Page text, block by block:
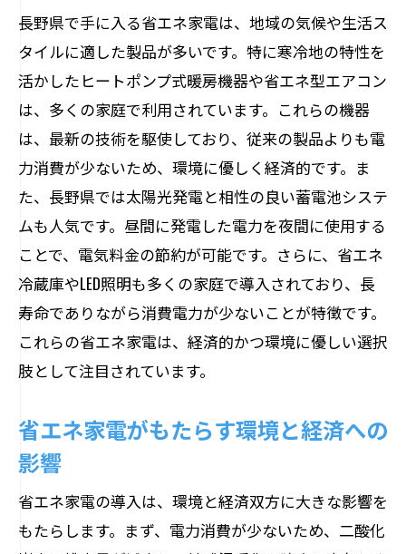
長野県で手に入る省エネ家電は、地域の気候や生活ス
タイルに適した製品が多いです。特に寒冷地の特性を
活かしたヒートポンプ式暖房機器や省エネ型エアコン
は、多くの家庭で利用されています。これらの機器
は、最新の技術を駆使しており、従来の製品よりも電
力消費が少ないため、環境に優しく経済的です。ま
た、長野県では太陽光発電と相性の良い蓄電池システ
ムも人気です。昼間に発電した電力を夜間に使用する
ことで、電気料金の節約が可能です。さらに、省エネ
冷蔵庫やLED照明も多くの家庭で導入されており、長
寿命でありながら消費電力が少ないことが特徴です。
これらの省エネ家電は、経済的かつ環境に優しい選択
肢として注目されています。
省エネ家電がもたらす環境と経済への
影響
省エネ家電の導入は、環境と経済双方に大きな影響を
もたらします。まず、電力消費が少ないため、二酸化